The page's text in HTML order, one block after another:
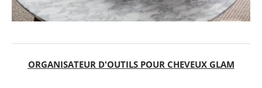
ORGANISATEUR D'OUTILS POUR CHEVEUX GLAM